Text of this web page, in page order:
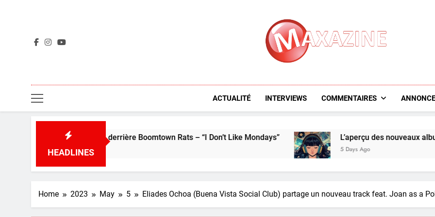
Maxazine.fr
ACTUALITÉ INTERVIEWS COMMENTAIRES
HEADLINES
pop : L’histoire derrière Boomtown Rats – “I Don’t Like Mondays” L’aperçu des nouveaux albums : Lalu,
5 Days Ago
Home 2023 May 5 Eliades Ochoa (Buena Vista Social Club) partage un nouveau track feat. Joan as a